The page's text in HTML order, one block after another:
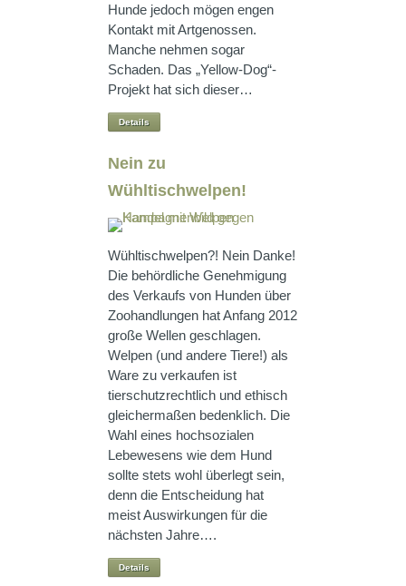
Hunde jedoch mögen engen
Kontakt mit Artgenossen.
Manche nehmen sogar
Schaden. Das „Yellow-Dog“-
Projekt hat sich dieser…
Details
Nein zu
Wühltischwelpen!
Wühltischwelpen?! Nein Danke!
Die behördliche Genehmigung
des Verkaufs von Hunden über
Zoohandlungen hat Anfang 2012
große Wellen geschlagen.
Welpen (und andere Tiere!) als
Ware zu verkaufen ist
tierschutzrechtlich und ethisch
gleichermaßen bedenklich. Die
Wahl eines hochsozialen
Lebewesens wie dem Hund
sollte stets wohl überlegt sein,
denn die Entscheidung hat
meist Auswirkungen für die
nächsten Jahre….
Details